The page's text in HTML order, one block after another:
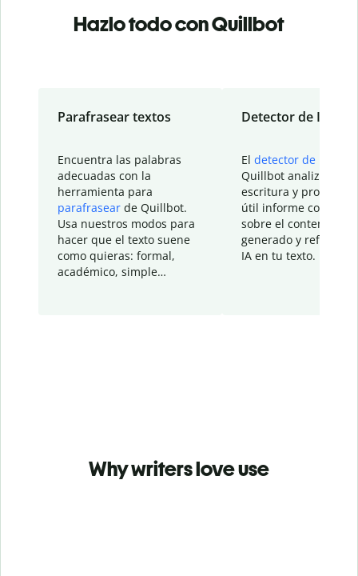
Hazlo todo con Quillbot
Parafrasear textos
Encuentra las palabras
adecuadas con la
herramienta para
parafrasear de Quillbot.
Usa nuestros modos para
hacer que el texto suene
como quieras: formal,
académico, simple…
Detector de IA
El detector de IA
Quillbot analiza tu
escritura y
útil informe con
sobre el contenido
generado y refinado
IA en tu texto.
Why writers love use